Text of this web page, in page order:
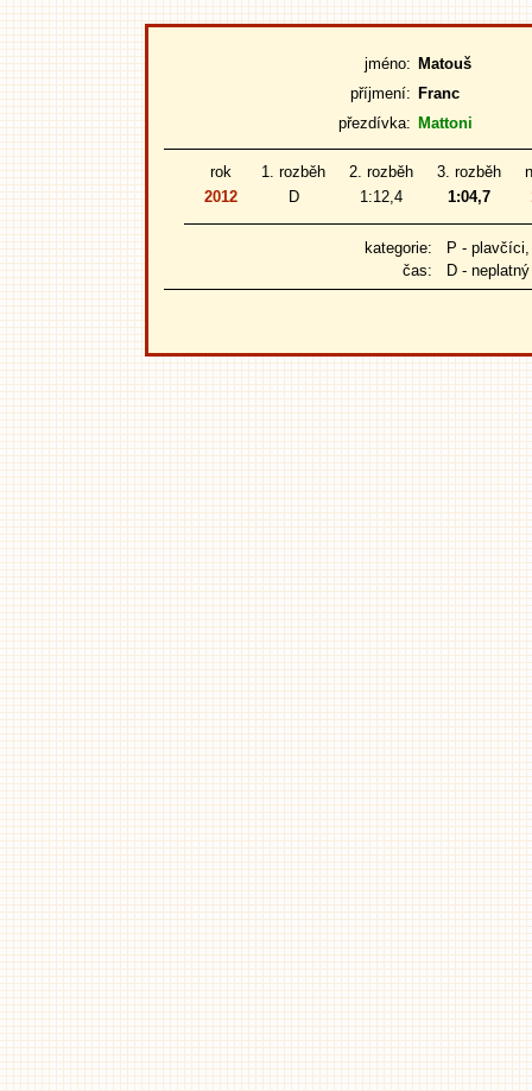
jméno: Matouš
příjmení: Franc
přezdívka: Mattoni
rok 1. rozběh 2. rozběh 3. rozběh
2012
D 1:12,4 1:04,7
kategorie: P - plavčíci,
čas: D - neplatný